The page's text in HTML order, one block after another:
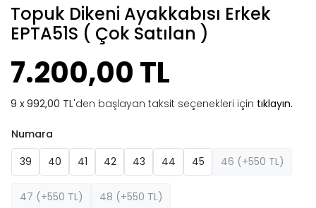
Topuk Dikeni Ayakkabısı Erkek
EPTA51S ( Çok Satılan )
7.200,00 TL
992,00 TL'den başlayan taksit seçenekleri için tıklayın.
Numara
39
40 41 42 43 44 45 46 (+550 TL)
47 (+550 TL) 48 (+550 TL)